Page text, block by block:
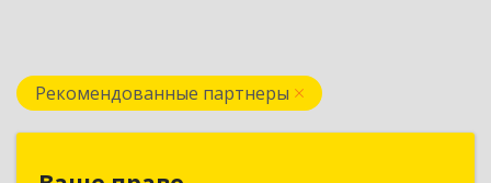
Рекомендованные партнеры